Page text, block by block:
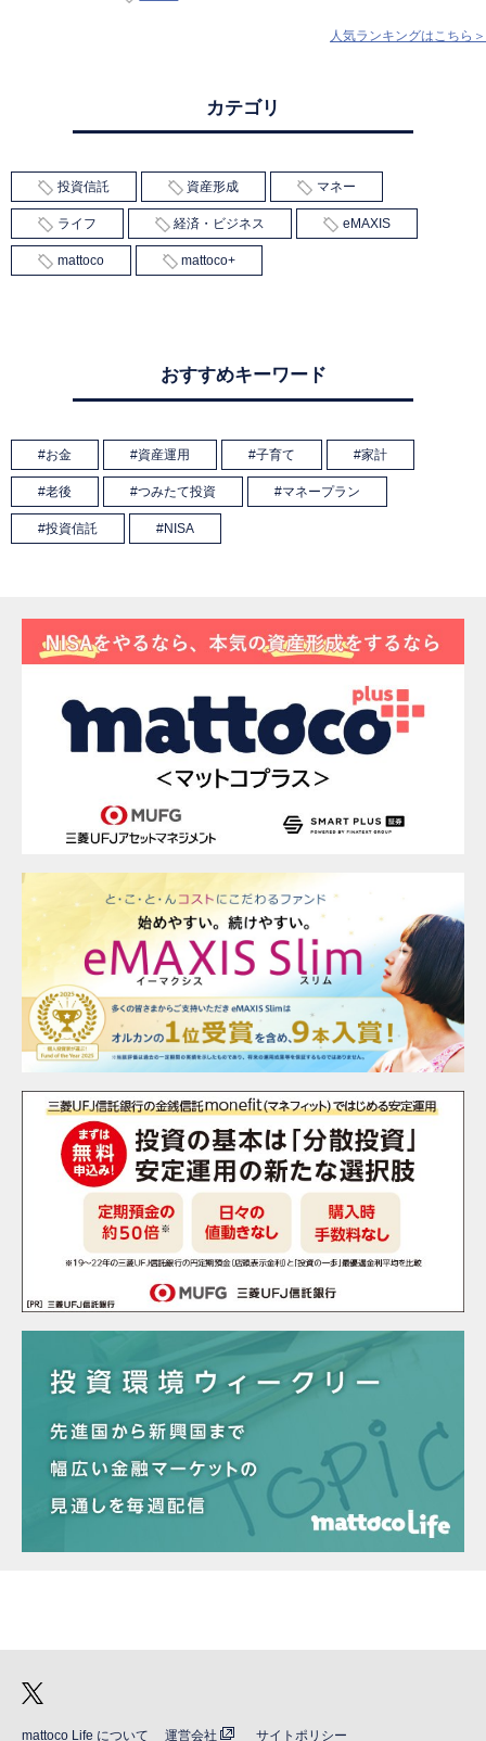
カテゴリ
投資信託 資産形成 マネー
ライフ 経済・ビジネス eMAXIS
mattoco mattoco+
おすすめキーワード
お金 資産運用 子育て 家計
老後 つみたて投資 マネープラン
投資信託 NISA
人気ランキングはこちら＞
mattoco Life について 運営会社 サイトポリシー